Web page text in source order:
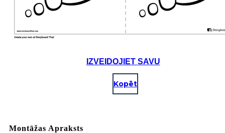
IZVEIDOJIET SAVU
Kopēt
Montāžas Apraksts